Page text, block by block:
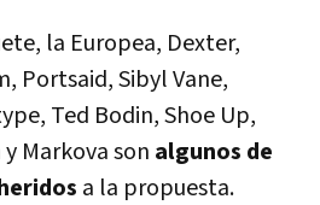
la Europea, Dexter,
Portsaid, Sibyl Vane,
Ted Bodin, Shoe Up,
Markova son algunos de
a la propuesta.